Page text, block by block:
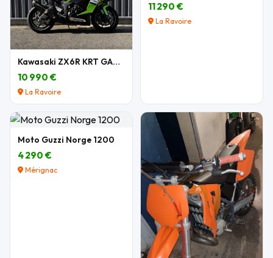
Kawasaki ZX6R KRT GARANTIE
10 990 €
La Ravoire
11 290 €
La Ravoire
Moto Guzzi Norge 1200
4 290 €
Mérignac